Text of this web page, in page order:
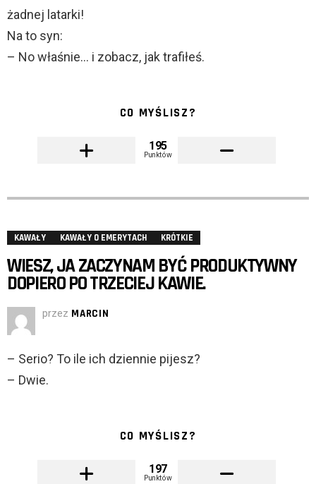
żadnej latarki!
Na to syn:
– No właśnie… i zobacz, jak trafiłeś.
CO MYŚLISZ?
195
Punktów
KAWAŁY KAWAŁY O EMERYTACH KRÓTKIE
WIESZ, JA ZACZYNAM BYĆ PRODUKTYWNY
DOPIERO PO TRZECIEJ KAWIE.
przez MARCIN
– Serio? To ile ich dziennie pijesz?
– Dwie.
CO MYŚLISZ?
197
Punktów